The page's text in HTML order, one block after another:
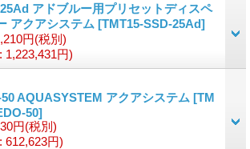
アドブルー用プリセットディスペ
アクアシステム [TMT15-SSD-25Ad]
円(税別)
: 1,223,431円)
AQUASYSTEM アクアシステム [TM
50]
円(税別)
: 612,623円)